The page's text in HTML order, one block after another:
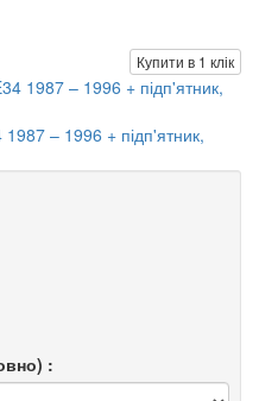
Купити в 1 клік
– 1996 + підп'ятник,
: